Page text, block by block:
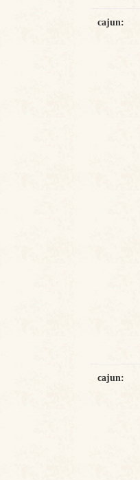
cajun:
cajun: